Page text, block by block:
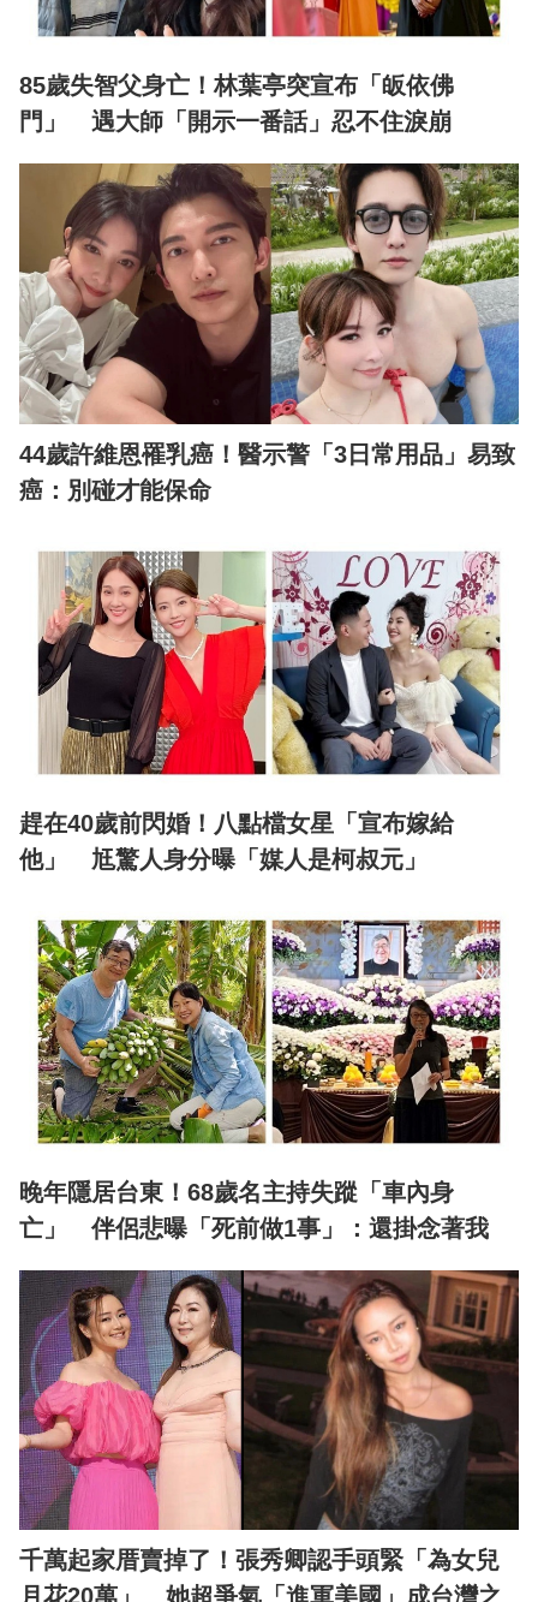
85歲失智父身亡！林葉亭突宣布「皈依佛
門」 遇大師「開示一番話」忍不住淚崩
44歲許維恩罹乳癌！醫示警「3日常用品」易致
癌：別碰才能保命
趕在40歲前閃婚！八點檔女星「宣布嫁給
他」 尪驚人身分曝「媒人是柯叔元」
晚年隱居台東！68歲名主持失蹤「車內身
亡」 伴侶悲曝「死前做1事」：還掛念著我
千萬起家厝賣掉了！張秀卿認手頭緊「為女兒
月花20萬」 她超爭氣「進軍美國」成台灣之